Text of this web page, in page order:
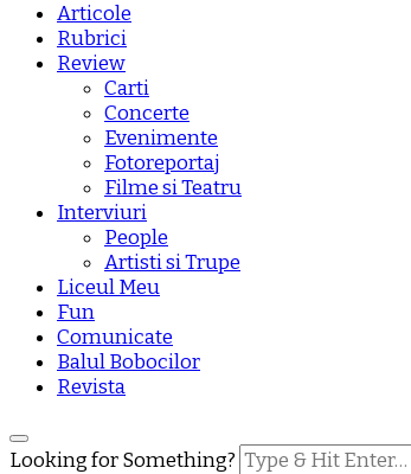
Articole
Rubrici
Review
Carti
Concerte
Evenimente
Fotoreportaj
Filme si Teatru
Interviuri
People
Artisti si Trupe
Liceul Meu
Fun
Comunicate
Balul Bobocilor
Revista
Looking for Something?